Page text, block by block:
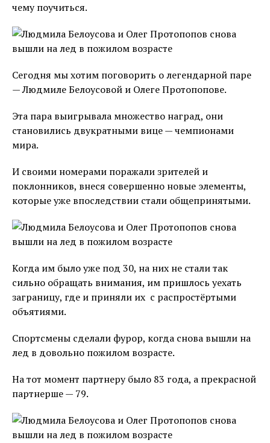
чему поучиться.
Сегодня мы хотим поговорить о легендарной паре
— Людмиле Белоусовой и Олеге Протопопове.
Эта пара выигрывала множество наград, они
становились двукратными вице — чемпионами
мира.
И своими номерами поражали зрителей и
поклонников, внеся совершенно новые элементы,
которые уже впоследствии стали общепринятыми.
Когда им было уже под 30, на них не стали так
сильно обращать внимания, им пришлось уехать
заграницу, где и приняли их с распростёртыми
объятиями.
Спортсмены сделали фурор, когда снова вышли на
лед в довольно пожилом возрасте.
На тот момент партнеру было 83 года, а прекрасной
партнерше — 79.